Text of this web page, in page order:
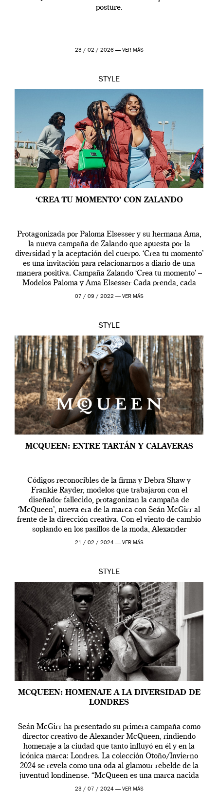
posture.
23 / 02 / 2026 — VER MÁS
STYLE
‘CREA TU MOMENTO’ CON ZALANDO
Protagonizada por Paloma Elsesser y su hermana Ama,
la nueva campaña de Zalando que apuesta por la
diversidad y la aceptación del cuerpo. ‘Crea tu momento’
es una invitación para relacionarnos a diario de una
manera positiva. Campaña Zalando ‘Crea tu momento’ –
Modelos Paloma y Ama Elsesser Cada prenda, cada
outfit, cada momento, caracteriza […]
07 / 09 / 2022 — VER MÁS
STYLE
MCQUEEN: ENTRE TARTÁN Y CALAVERAS
Códigos reconocibles de la firma y Debra Shaw y
Frankie Rayder, modelos que trabajaron con el
diseñador fallecido, protagonizan la campaña de
‘McQueen’, nueva era de la marca con Seán McGirr al
frente de la dirección creativa. Con el viento de cambio
soplando en los pasillos de la moda, Alexander
McQueen se prepara para una […]
21 / 02 / 2024 — VER MÁS
STYLE
MCQUEEN: HOMENAJE A LA DIVERSIDAD DE
LONDRES
Seán McGirr ha presentado su primera campaña como
director creativo de Alexander McQueen, rindiendo
homenaje a la ciudad que tanto influyó en él y en la
icónica marca: Londres. La colección Otoño/Invierno
2024 se revela como una oda al glamour rebelde de la
juventud londinense. “McQueen es una marca nacida
en Londres y siempre ha […]
23 / 07 / 2024 — VER MÁS